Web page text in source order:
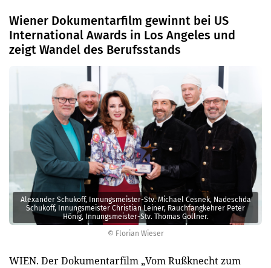
© Florian Wieser
Alexander Schukoff, Innungsmeister-Stv. Michael Cesnek, Nadeschda
Schukoff, Innungsmeister Christian Leiner, Rauchfangkehrer Peter
Hönig, Innungsmeister-Stv. Thomas Gollner.
Wiener Dokumentarfilm gewinnt bei US
International Awards in Los Angeles und
zeigt Wandel des Berufsstands
WIEN. Der Dokumentarfilm „Vom Rußknecht zum